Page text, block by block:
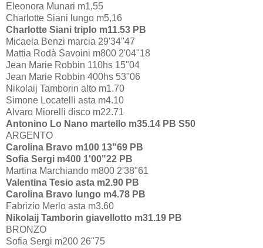
Eleonora Munari m1,55
Charlotte Siani lungo m5,16
Charlotte Siani triplo m11.53 PB
Micaela Benzi marcia 29'34"47
Mattia Rodà Savoini m800 2'04"18
Jean Marie Robbin 110hs 15"04
Jean Marie Robbin 400hs 53"06
Nikolaij Tamborin alto m1.70
Simone Locatelli asta m4.10
Alvaro Miorelli disco m22.71
Antonino Lo Nano martello m35.14 PB S50
ARGENTO
Carolina Bravo m100 13"69 PB
Sofia Sergi m400 1'00"22 PB
Martina Marchiando m800 2'38"61
Valentina Tesio asta m2.90 PB
Carolina Bravo lungo m4.78 PB
Fabrizio Merlo asta m3.60
Nikolaij Tamborin giavellotto m31.19 PB
BRONZO
Sofia Sergi m200 26"75